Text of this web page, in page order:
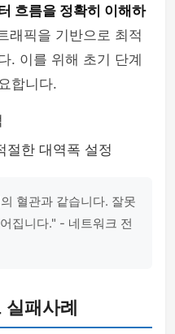
흐름을 정확히 이해하
래픽을 기반으로 최적
. 이를 위해 초기 단계
합니다.
절한 대역폭 설정
혈관과 같습니다. 잘못
집니다." - 네트워크 전
패사례